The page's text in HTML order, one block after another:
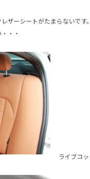
ザーシートがたまらないです。
・・
ライブコ